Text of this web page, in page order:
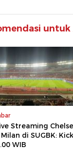
untuk
Streaming
Milan di SUGBK:
WIB